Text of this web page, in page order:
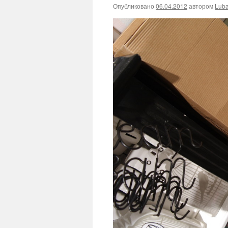
Опубликовано 06.04.2012 автором